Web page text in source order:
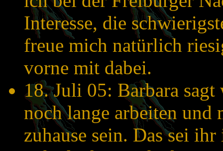
Interesse, die
freue mich natürlich
vorne mit dabei.
18. Juli 05: Barbara
noch lange arbeiten und
zuhause sein. Das sei